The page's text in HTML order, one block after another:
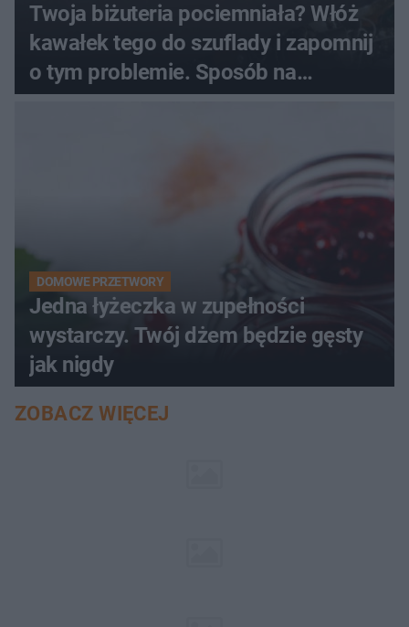
Twoja biżuteria pociemniała? Włóż
kawałek tego do szuflady i zapomnij
o tym problemie. Sposób na
pociemniałą biżuterię
DOMOWE PRZETWORY
Jedna łyżeczka w zupełności
wystarczy. Twój dżem będzie gęsty
jak nigdy
ZOBACZ WIĘCEJ